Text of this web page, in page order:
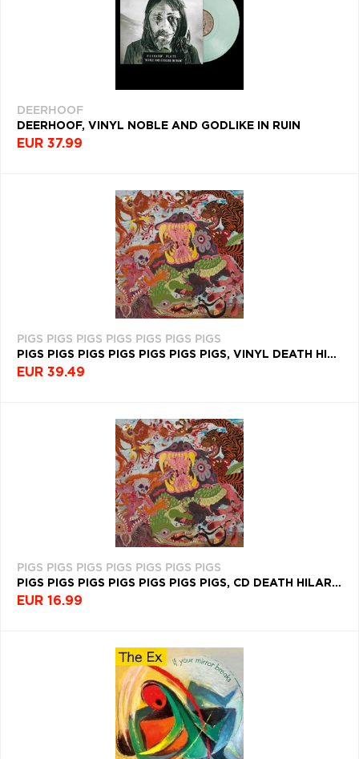
DEERHOOF
DEERHOOF, VINYL NOBLE AND GODLIKE IN RUIN
EUR 37.99
PIGS PIGS PIGS PIGS PIGS PIGS PIGS
PIGS PIGS PIGS PIGS PIGS PIGS PIGS, VINYL DEATH HILARIOUS
EUR 39.49
PIGS PIGS PIGS PIGS PIGS PIGS PIGS
PIGS PIGS PIGS PIGS PIGS PIGS PIGS, CD DEATH HILARIOUS
EUR 16.99